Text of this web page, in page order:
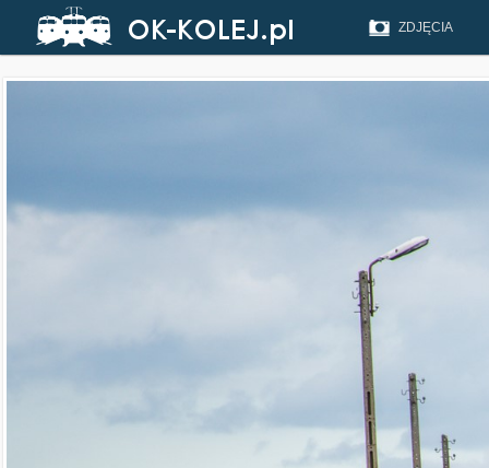
ZDJĘCIA